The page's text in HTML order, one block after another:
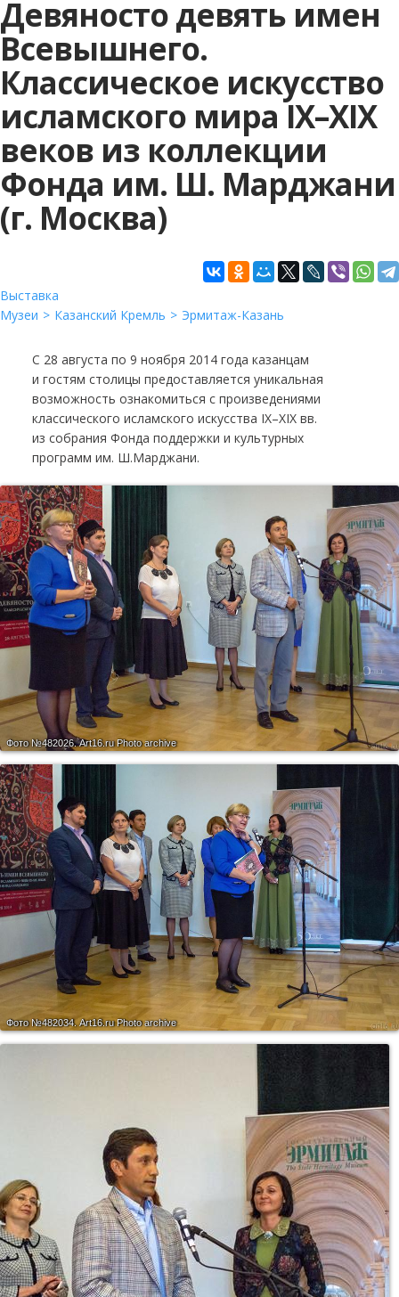
Девяносто девять имен
Всевышнего.
Классическое искусство
исламского мира IX–XIX
веков из коллекции
Фонда им. Ш. Марджани
(г. Москва)
Выставка
Музеи
Казанский Кремль Эрмитаж-Казань
С 28 августа по 9 ноября 2014 года казанцам
и гостям столицы предоставляется уникальная
возможность ознакомиться с произведениями
классического исламского искусства IX–XIX вв.
из собрания Фонда поддержки и культурных
программ им. Ш.Марджани.
Фото №482026.Art16.ru Photo archive
Фото №482034.Art16.ru Photo archive